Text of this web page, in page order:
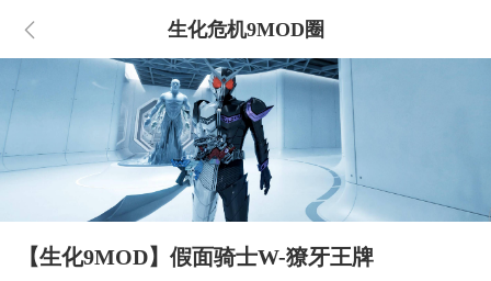
生化危机9MOD圈
【生化9MOD】假面骑士W-獠牙王牌